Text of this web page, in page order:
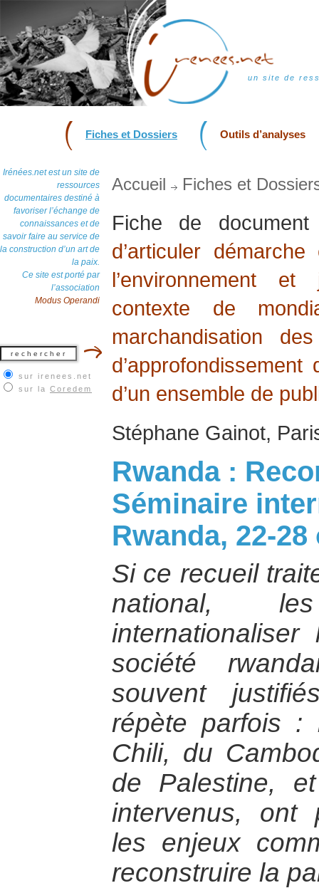
un site de
Fiches et Dossiers Outils d’analyses
Irénées.net est un site de
ressources
documentaires destiné à
favoriser l’échange de
connaissances et de
savoir faire au service de
la construction d’un art de
la paix.
Ce site est porté par
l’association
Modus Operandi
sur irenees.net
sur la Coredem
Accueil Fiches et
Fiche de
d’articuler
l’environnement
contexte de
marchandisation
d’un ensemble de
Stéphane Gainot,
Rwanda :
Séminaire
Rwanda, 22-
Si ce recueil
national,
société
souvent
répète parfois :
Chili, du
de Palestine,
intervenus, ont
les enjeux
reconstruire la